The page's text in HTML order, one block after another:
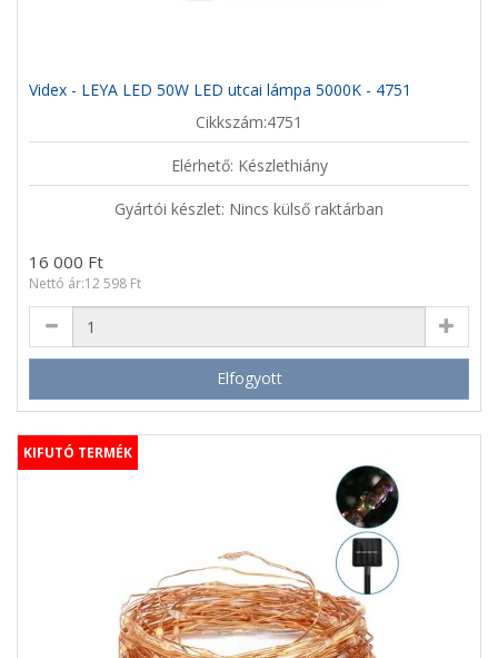
Videx - LEYA LED 50W LED utcai lámpa 5000K - 4751
Cikkszám:4751
Elérhető: Készlethiány
Gyártói készlet: Nincs külső raktárban
16 000 Ft
Nettó ár:12 598 Ft
Elfogyott
KIFUTÓ TERMÉK